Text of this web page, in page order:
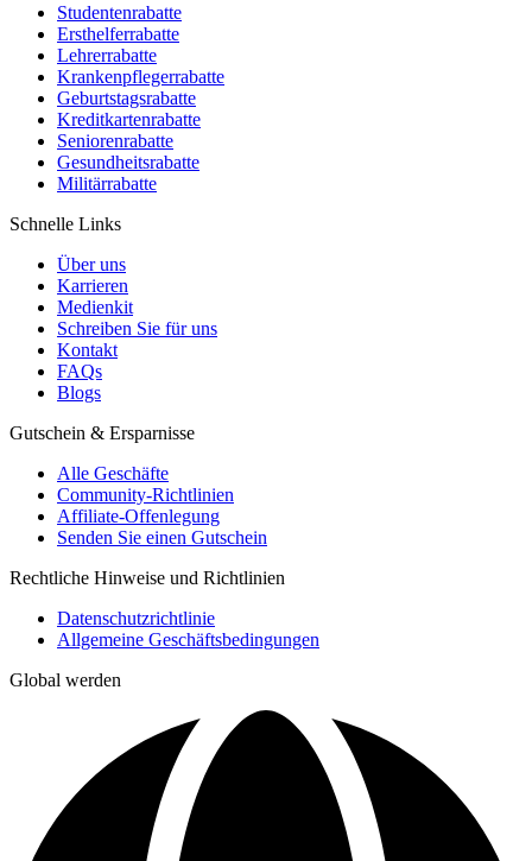
Studentenrabatte
Ersthelferrabatte
Lehrerrabatte
Krankenpflegerrabatte
Geburtstagsrabatte
Kreditkartenrabatte
Seniorenrabatte
Gesundheitsrabatte
Militärrabatte
Schnelle Links
Über uns
Karrieren
Medienkit
Schreiben Sie für uns
Kontakt
FAQs
Blogs
Gutschein & Ersparnisse
Alle Geschäfte
Community-Richtlinien
Affiliate-Offenlegung
Senden Sie einen Gutschein
Rechtliche Hinweise und Richtlinien
Datenschutzrichtlinie
Allgemeine Geschäftsbedingungen
Global werden